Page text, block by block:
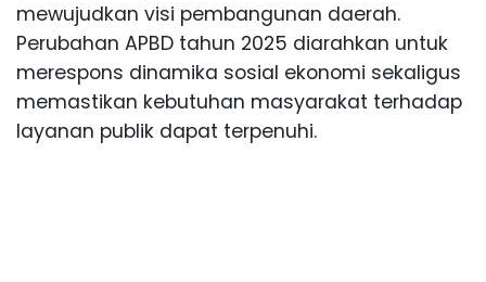
mewujudkan visi pembangunan daerah.
Perubahan APBD tahun 2025 diarahkan untuk
merespons dinamika sosial ekonomi sekaligus
memastikan kebutuhan masyarakat terhadap
layanan publik dapat terpenuhi.